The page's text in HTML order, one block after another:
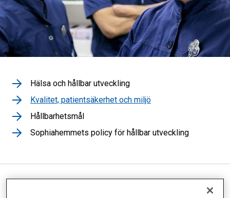
Hälsa och hållbar utveckling
Kvalitet, patientsäkerhet och miljö
Hållbarhetsmål
Sophiahemmets policy för hållbar utveckling